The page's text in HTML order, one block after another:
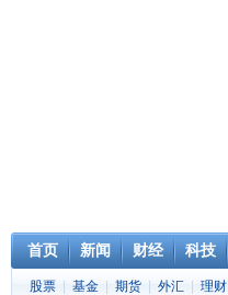
首页 新闻 财经 科技
股票 基金 期货 外汇 理财